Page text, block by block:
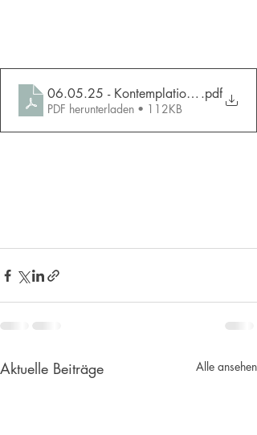
06.05.25 - Kontemplation - Das Gute
.pdf
PDF herunterladen • 112KB
Aktuelle Beiträge Alle ansehen